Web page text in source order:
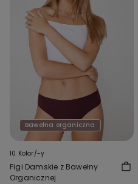
Bawełna organiczna
10 Kolor/-y
Figi Damskie z Bawełny
Organicznej